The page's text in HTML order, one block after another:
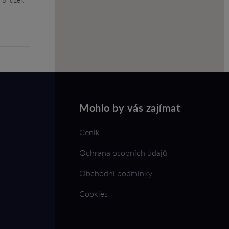
Mohlo by vás zajímat
Ceník
Ochrana osobních údajů
Obchodní podmínky
Cookies